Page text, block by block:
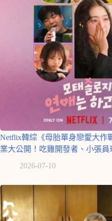
Netflix韓綜《母胎單身戀愛大作
業大公開！吃雞開發者、小張員
2026-07-10